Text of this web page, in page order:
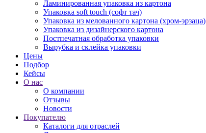
Ламинированная упаковка из картона
Упаковка soft touch (софт тач)
Упаковка из мелованного картона (хром-эрзаца)
Упаковка из дизайнерского картона
Постпечатная обработка упаковки
Вырубка и склейка упаковки
Цены
Подбор
Кейсы
О нас
О компании
Отзывы
Новости
Покупателю
Каталоги для отраслей